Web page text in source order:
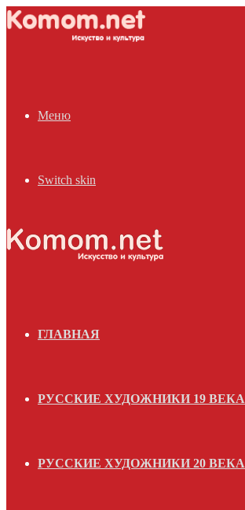
Меню
Switch skin
ГЛАВНАЯ
РУССКИЕ ХУДОЖНИКИ 19 ВЕКА
РУССКИЕ ХУДОЖНИКИ 20 ВЕКА